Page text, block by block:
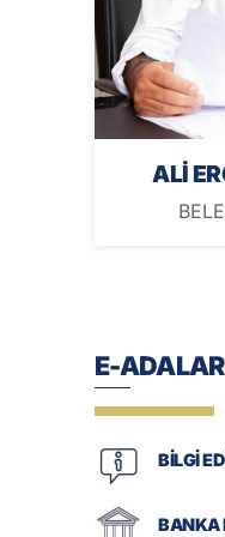
ALİ
E-ADALAR
BİLGİ
BANKA